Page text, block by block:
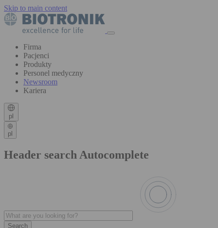
Skip to main content
Firma
Pacjenci
Produkty
Personel medyczny
Newsroom
Kariera
pl
pl
Header search Autocomplete